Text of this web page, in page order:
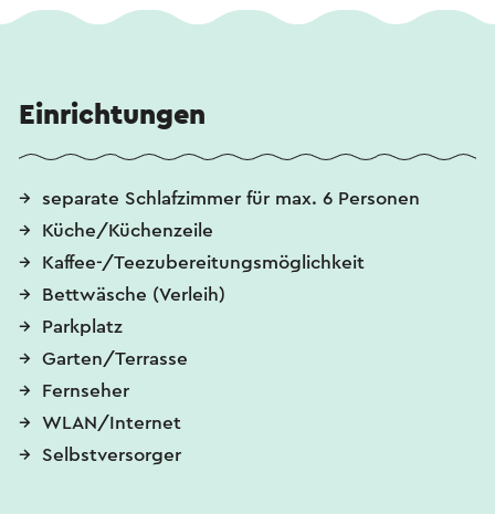
Einrichtungen
separate Schlafzimmer für max. 6 Personen
Küche/Küchenzeile
Kaffee-/Teezubereitungsmöglichkeit
Bettwäsche (Verleih)
Parkplatz
Garten/Terrasse
Fernseher
WLAN/Internet
Selbstversorger